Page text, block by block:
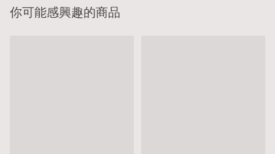
你可能感興趣的商品